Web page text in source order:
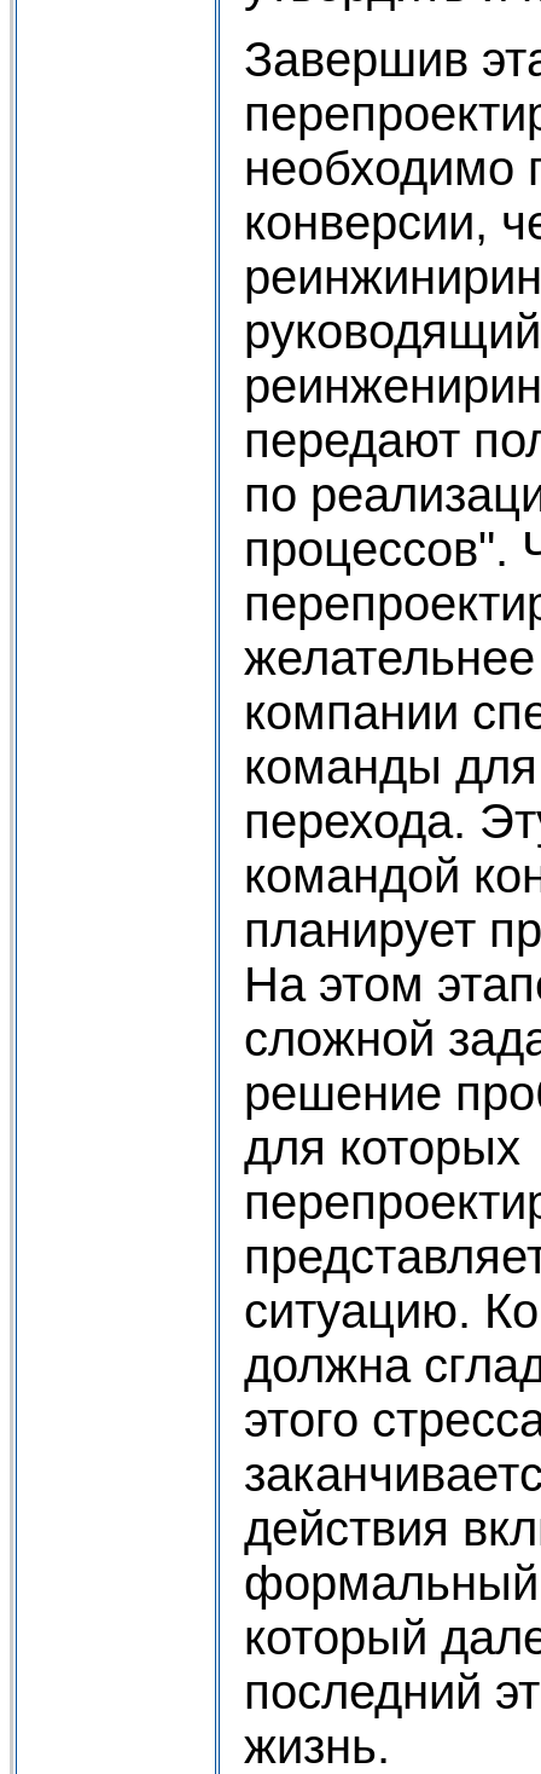
Завершив
необходимо
конверсии,
передают
по
процессов".
компании
команды
перехода.
командой
планирует
На этом
сложной
решение
для которых
ситуацию.
должна
этого
действия
формальный
который
последний
жизнь.